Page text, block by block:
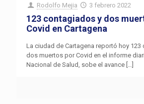
Rodolfo Mejia 3 febrero 2022
123 contagiados y dos
Covid en Cartagena
La ciudad de Cartagena reportó hoy
dos muertos por Covid en el informe
Nacional de Salud, sobe el avance […]